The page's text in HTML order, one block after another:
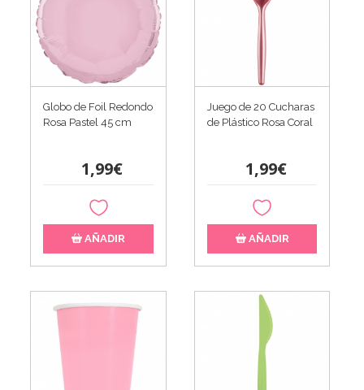
Globo de Foil Redondo
Rosa Pastel 45 cm
1,99€
AÑADIR
Juego de 20 Cucharas
de Plástico Rosa Coral
1,99€
AÑADIR